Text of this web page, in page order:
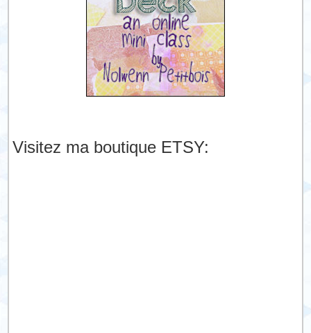
Visitez ma boutique ETSY: